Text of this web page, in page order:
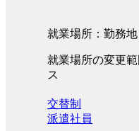
就業場所：勤務
就業場所の変更
ス
交替制
派遣社員